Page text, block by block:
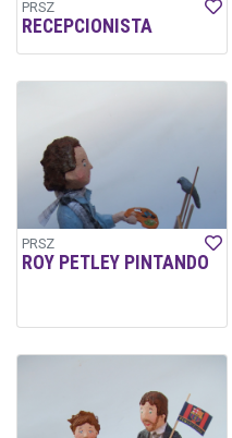
PRSZ
RECEPCIONISTA
PRSZ
ROY PETLEY PINTANDO